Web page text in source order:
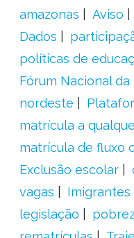
amazonas
Aviso
Dados
políticas de
Fórum Nacional da
nordeste
matrícula a
matrícula de fluxo
Exclusão escolar
vagas
Imigrantes
legislação